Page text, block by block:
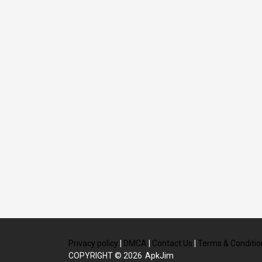
Privacy policy DMCA Contact Us Terms &
COPYRIGHT © 2026 ApkJim